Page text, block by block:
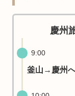
慶州
9:00
釜山→慶州